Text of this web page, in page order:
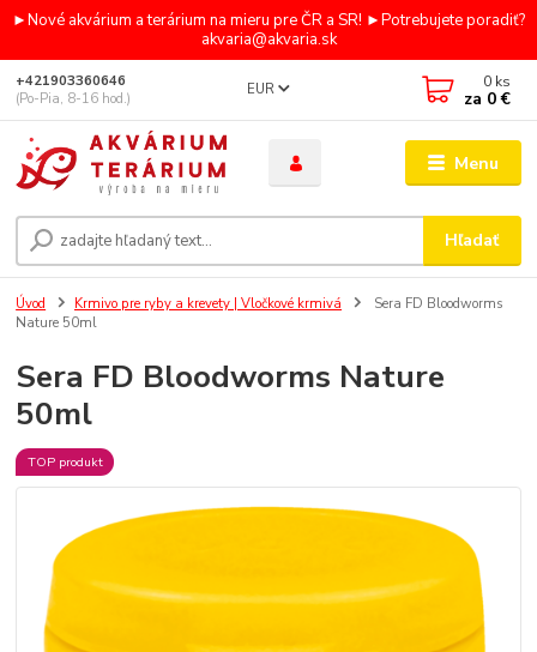
►Nové akvárium a terárium na mieru pre ČR a SR! ►Potrebujete poradiť?
akvaria@akvaria.sk
Menu
EUR
Hľadať
+421903360646
(Po-Pia, 8-16 hod.)
0 ks
za 0 €
Úvod Krmivo pre ryby a krevety | Vločkové krmivá
Sera FD Bloodworms
Nature 50ml
Sera FD Bloodworms Nature
50ml
TOP produkt